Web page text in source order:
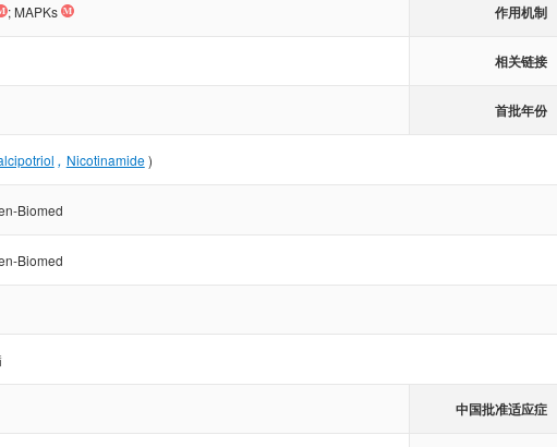
; MAPKs 作用机制
相关链接
首批年份
, Nicotinamide)
Biomed
Biomed
中国批准适应症